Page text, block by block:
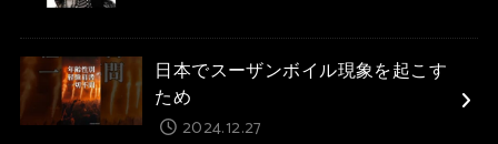
日本でスーザンボイル現象を起こす
ため
2024.12.27